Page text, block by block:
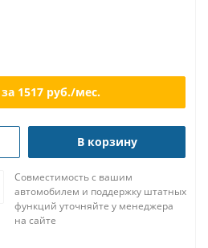
1517 руб./мес.
В корзину
Совместимость с вашим
автомобилем и поддержку штатных
функций уточняйте у менеджера
на сайте